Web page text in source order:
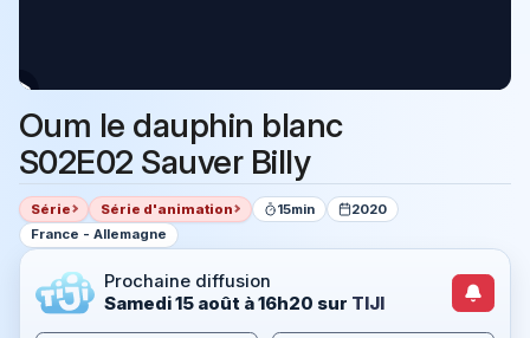
Oum le dauphin blanc
S02E02 Sauver Billy
Série Série d'animation 15min
2020
France - Allemagne
Prochaine diffusion
Samedi 15 août à 16h20 sur TIJI